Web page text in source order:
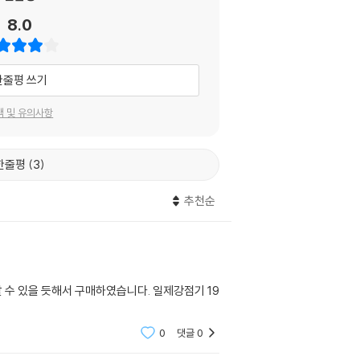
8.0
줄평 쓰기
및 유의사항
줄평 3
추천순
있을 듯해서 구매하였습니다. 일제강점기 19
0 댓글0